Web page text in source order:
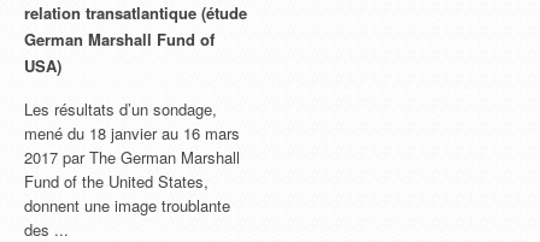
relation transatlantique (étude
German Marshall Fund of
USA)
Les résultats d’un sondage,
mené du 18 janvier au 16 mars
2017 par The German Marshall
Fund of the United States,
donnent une image troublante
des ...